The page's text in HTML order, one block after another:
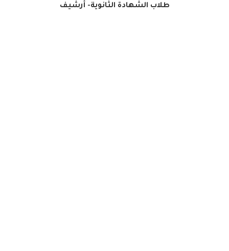
طلاب الشهادة الثانوية- أرشيف